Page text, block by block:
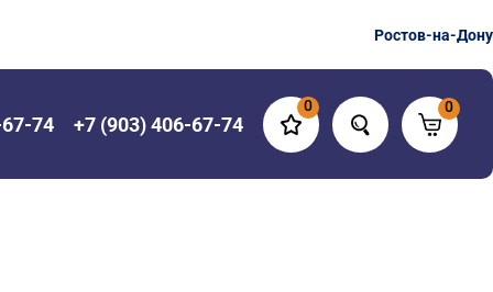
Ростов-на-Дону
74 +7 (903) 406-67-74
0 0